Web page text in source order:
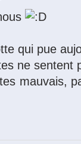
qui pue
ne sentent
mauvais,